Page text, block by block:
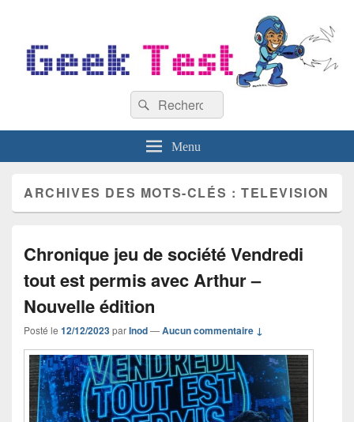
Recherche :
Rechercher
Menu
ARCHIVES DES MOTS-CLÉS :TELEVISION
Chronique jeu de société Vendredi
tout est permis avec Arthur –
Nouvelle édition
Posté le 12/12/2023parInod—Aucun commentaire ↓